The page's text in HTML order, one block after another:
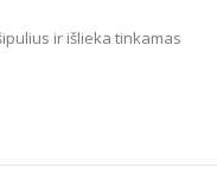
ir išlieka tinkamas